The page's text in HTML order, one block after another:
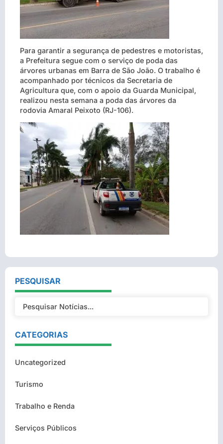
Para garantir a segurança de pedestres e motoristas,
a Prefeitura segue com o serviço de poda das
árvores urbanas em Barra de São João. O trabalho é
acompanhado por técnicos da Secretaria de
Agricultura que, com o apoio da Guarda Municipal,
realizou nesta semana a poda das árvores da
rodovia Amaral Peixoto (RJ-106).
PESQUISAR
CATEGORIAS
Uncategorized
Turismo
Trabalho e Renda
Serviços Públicos